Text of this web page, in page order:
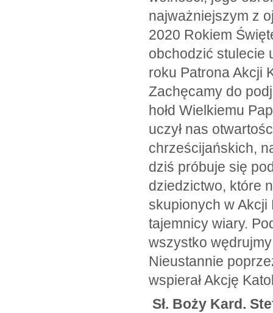
najważniejszym z
2020 Rokiem
obchodzić stulecie
roku Patrona Akcji
Zachęcamy do
hołd Wielkiemu
uczył nas
chrześcijańskich,
dziś próbuje się
dziedzictwo, które
skupionych w
tajemnicy wiary.
wszystko
Nieustannie
wspierał Akcję
Sł. Boży Kard.